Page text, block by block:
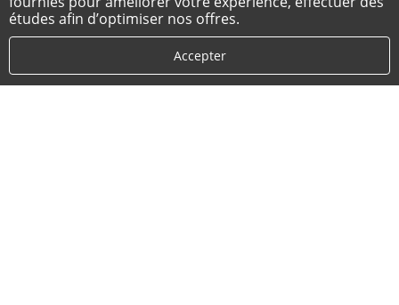
études afin d’optimiser nos offres.
Accepter